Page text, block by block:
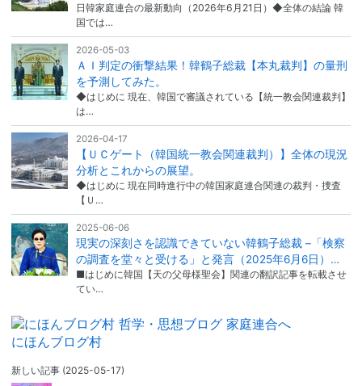
日韓家庭連合の最新動向（2026年6月21日）◆全体の結論 韓
国では…
2026-05-03
ＡＩ判定の衝撃結果！韓鶴子総裁【本丸裁判】の量刑
を予測してみた。
◆はじめに 現在、韓国で審議されている【統一教会関連裁判】
は…
2026-04-17
【ＵＣゲート（韓国統一教会関連裁判）】全体の現況
分析とこれからの展望。
◆はじめに 現在同時進行中の韓国家庭連合関連の裁判・捜査
【Ｕ…
2025-06-06
現実の深刻さを認識できていない韓鶴子総裁 –「検察
の調査を堂々と受ける」と発言（2025年6月6日）…
■はじめに韓国【天の父母様聖会】関連の翻訳記事を転載させ
てい…
にほんブログ村
新しい記事 (2025-05-17)